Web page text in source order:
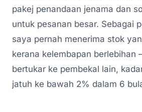
pakej penandaan jenama dan
untuk pesanan besar. Sebagai
saya pernah menerima stok
kerana kelembapan berlebihan
bertukar ke pembekal lain,
jatuh ke bawah 2% dalam 6